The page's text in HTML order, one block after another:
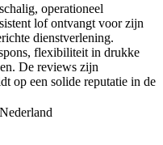
operationeel
lof ontvangt voor zijn
dienstverlening.
flexibiliteit in drukke
De reviews zijn
op een solide reputatie in de